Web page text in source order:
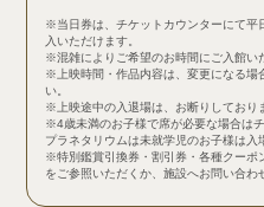
※当日券は、チケットカウンターにて
入いただけます。
※混雑によりご希望のお時間にご入館い
※上映時間・作品内容は、変更になる場
い。
※上映途中の入退場は、お断りしており
※4歳未満のお子様で席が必要な場合は
プラネタリウムは未就学児のお子様は入
※特別鑑賞引換券・割引券・各種クーポ
をご参照いただくか、施設へお問い合わ